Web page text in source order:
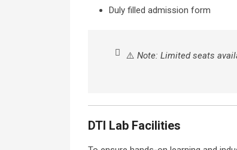
Duly filled admission form
⚠️ Note: Limited seats
DTI Lab Facilities